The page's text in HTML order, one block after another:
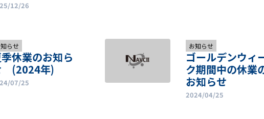
12/26
らせ
休業のお知ら
(2024年)
07/25
お知らせ
ゴールデンウィ
ク期間中の休業
お知らせ
2024/04/25